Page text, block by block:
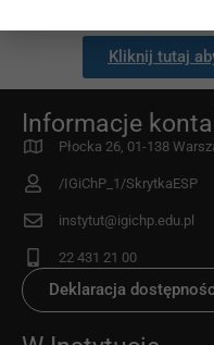
Kliknij tutaj
Informacje
Płocka 26, 01-138
/IGiChP_1/SkrytkaESP
instytut@igichp.edu.pl
22 431 21 00
Deklaracja